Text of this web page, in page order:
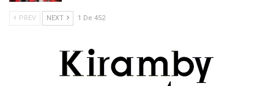
PREV NEXT 1 De 452